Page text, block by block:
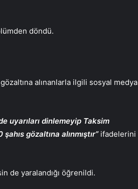
döndü.
alınanlarla ilgili sosyal medya
uyarıları dinlemeyip Taksim
gözaltına alınmıştır”ifadelerini
de yaralandığı öğrenildi.